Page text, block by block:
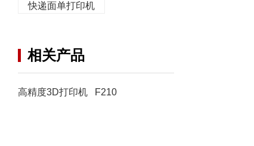
快递面单打印机
相关产品
高精度3D打印机 F210